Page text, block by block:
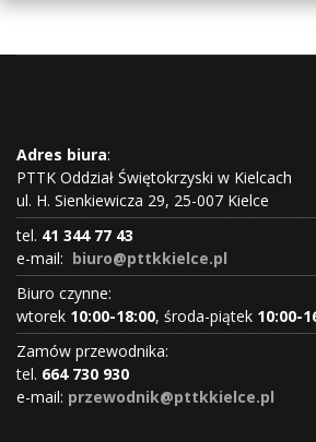
Adres biura:
PTTK Oddział Świętokrzyski w Kielcach
ul. H. Sienkiewicza 29, 25-007 Kielce
tel. 41 344 77 43
e-mail: biuro@pttkkielce.pl
Biuro czynne:
wtorek 10:00-18:00, środa-piątek 10:00-
Zamów przewodnika:
tel. 664 730 930
e-mail: przewodnik@pttkkielce.pl